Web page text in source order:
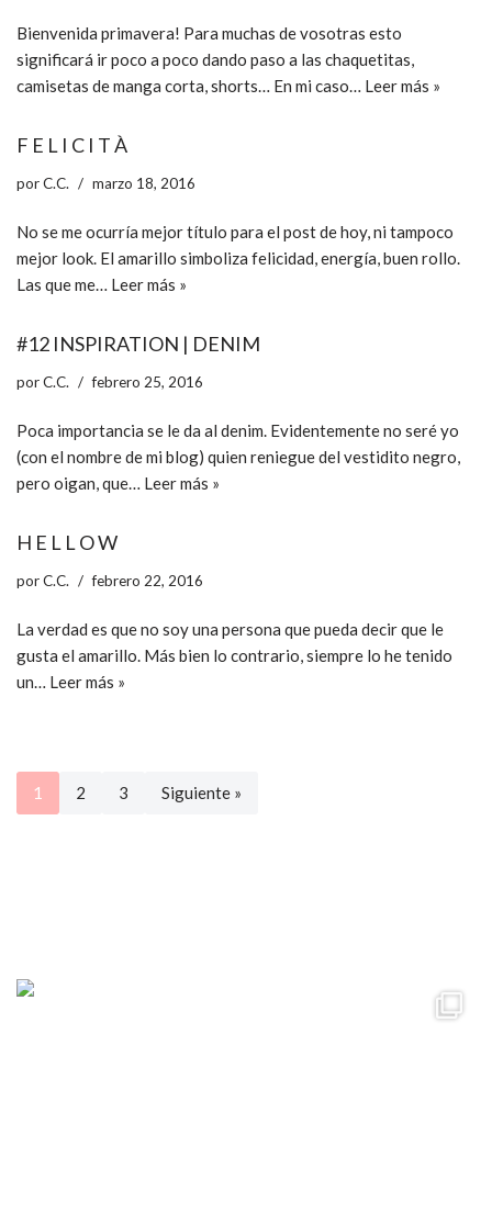
Bienvenida primavera! Para muchas de vosotras esto
significará ir poco a poco dando paso a las chaquetitas,
camisetas de manga corta, shorts… En mi caso… Leer más »
F E L I C I T À
porC.C. marzo 18, 2016
No se me ocurría mejor título para el post de hoy, ni tampoco
mejor look. El amarillo simboliza felicidad, energía, buen rollo.
Las que me… Leer más »
#12 INSPIRATION | DENIM
porC.C. febrero 25, 2016
Poca importancia se le da al denim. Evidentemente no seré yo
(con el nombre de mi blog) quien reniegue del vestidito negro,
pero oigan, que… Leer más »
H E L L O W
porC.C. febrero 22, 2016
La verdad es que no soy una persona que pueda decir que le
gusta el amarillo. Más bien lo contrario, siempre lo he tenido
un… Leer más »
1 2 3 Siguiente »